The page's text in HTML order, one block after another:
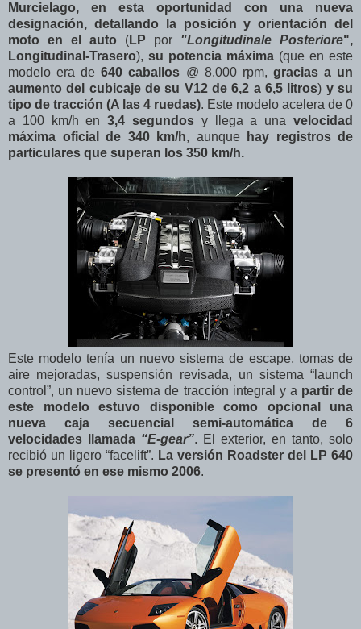
Murcielago, en esta oportunidad con una nueva
designación, detallando la posición y orientación del
moto en el auto (LP por "Longitudinale Posteriore",
Longitudinal-Trasero), su potencia máxima (que en este
modelo era de640 caballos @ 8.000 rpm, gracias a un
aumento del cubicaje de su V12 de 6,2 a 6,5 litros) y su
tipo de tracción (A las 4 ruedas). Este modelo acelera de 0
a 100 km/h en3,4 segundos y llega a unavelocidad
máxima oficial de 340 km/h, aunque
hay registros de
particulares que superan los 350 km/h.
Este modelo tenía un nuevo sistema de escape, tomas de
aire mejoradas, suspensión revisada, un sistema “launch
control”, un nuevo sistema de tracción integral y a partir de
este modelo estuvo disponible como opcional una
nueva caja secuencial semi-automática de 6
velocidades llamada “E-gear”. El exterior, en tanto, solo
recibió un ligero “facelift”. La versión Roadster del LP 640
se presentó en ese mismo 2006.